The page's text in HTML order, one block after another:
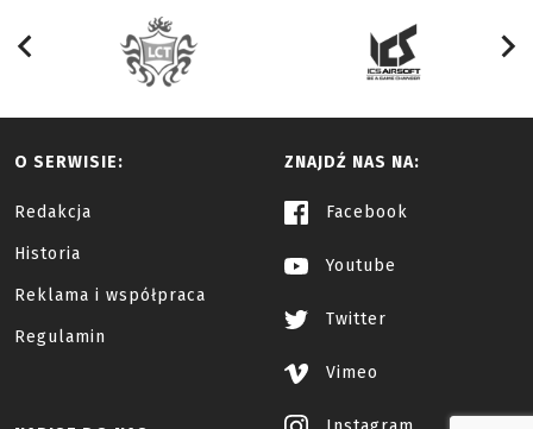
O SERWISIE:
Redakcja
Historia
Reklama i współpraca
Regulamin
ZNAJDŹ NAS NA:
Facebook
Youtube
Twitter
Vimeo